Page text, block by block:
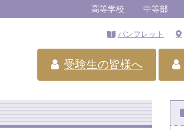
高等学校 中等部
パンフレット
受験生の皆様へ